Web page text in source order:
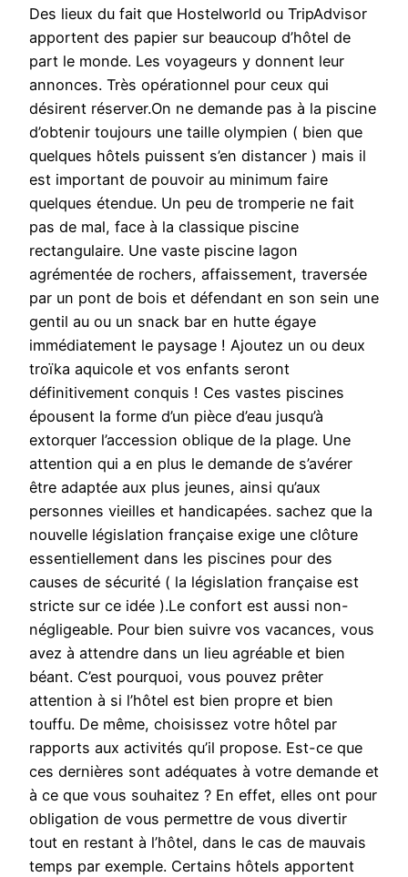
Des lieux du fait que Hostelworld ou TripAdvisor
apportent des papier sur beaucoup d’hôtel de
part le monde. Les voyageurs y donnent leur
annonces. Très opérationnel pour ceux qui
désirent réserver.On ne demande pas à la piscine
d’obtenir toujours une taille olympien ( bien que
quelques hôtels puissent s’en distancer ) mais il
est important de pouvoir au minimum faire
quelques étendue. Un peu de tromperie ne fait
pas de mal, face à la classique piscine
rectangulaire. Une vaste piscine lagon
agrémentée de rochers, affaissement, traversée
par un pont de bois et défendant en son sein une
gentil au ou un snack bar en hutte égaye
immédiatement le paysage ! Ajoutez un ou deux
troïka aquicole et vos enfants seront
définitivement conquis ! Ces vastes piscines
épousent la forme d’un pièce d’eau jusqu’à
extorquer l’accession oblique de la plage. Une
attention qui a en plus le demande de s’avérer
être adaptée aux plus jeunes, ainsi qu’aux
personnes vieilles et handicapées. sachez que la
nouvelle législation française exige une clôture
essentiellement dans les piscines pour des
causes de sécurité ( la législation française est
stricte sur ce idée ).Le confort est aussi non-
négligeable. Pour bien suivre vos vacances, vous
avez à attendre dans un lieu agréable et bien
béant. C’est pourquoi, vous pouvez prêter
attention à si l’hôtel est bien propre et bien
touffu. De même, choisissez votre hôtel par
rapports aux activités qu’il propose. Est-ce que
ces dernières sont adéquates à votre demande et
à ce que vous souhaitez ? En effet, elles ont pour
obligation de vous permettre de vous divertir
tout en restant à l’hôtel, dans le cas de mauvais
temps par exemple. Certains hôtels apportent